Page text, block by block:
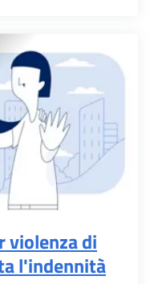
violenza di
l'indennità